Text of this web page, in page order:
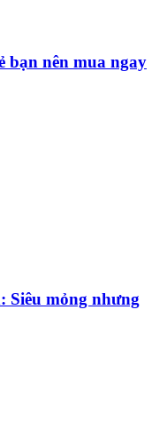
bạn nên mua ngay
Siêu mỏng nhưng